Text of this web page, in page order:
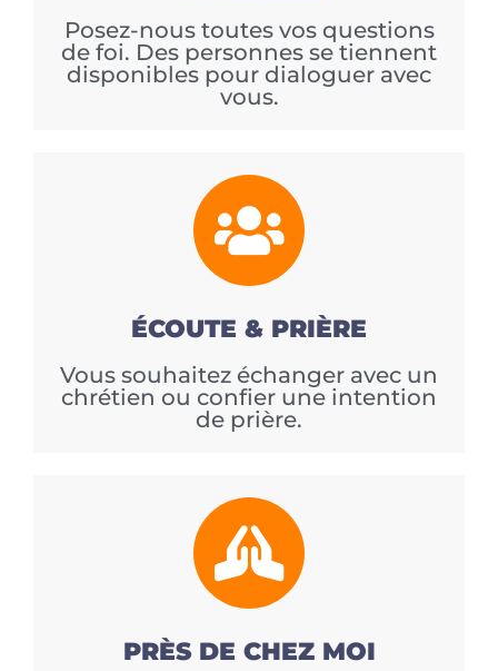
Posez-nous toutes vos questions
de foi. Des personnes se tiennent
disponibles pour dialoguer avec
vous.
ÉCOUTE & PRIÈRE
Vous souhaitez échanger avec un
chrétien ou confier une intention
de prière.
PRÈS DE CHEZ MOI